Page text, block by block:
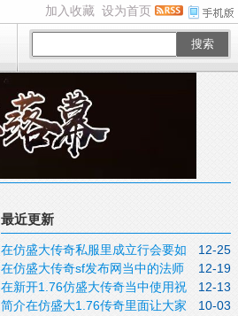
加入收藏 设为首页
搜索
最近更新
12-25
在仿盛大传奇私服里成立行会要如
何拉大佬入会？
12-19
在仿盛大传奇sf发布网当中的法师
对玩家水平要求是很高的
12-13
在新开1.76仿盛大传奇当中使用祝
福油是能够让我们给武器快速增加幸运值
10-03
简介在仿盛大1.76传奇里面让大家